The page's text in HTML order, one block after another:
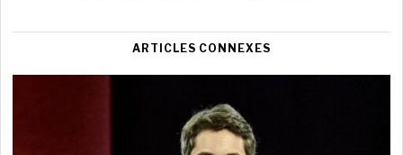
ARTICLES CONNEXES